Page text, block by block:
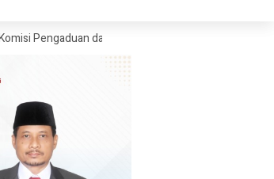
dan Penegakan Etika Pers Angkat Bicara Soal